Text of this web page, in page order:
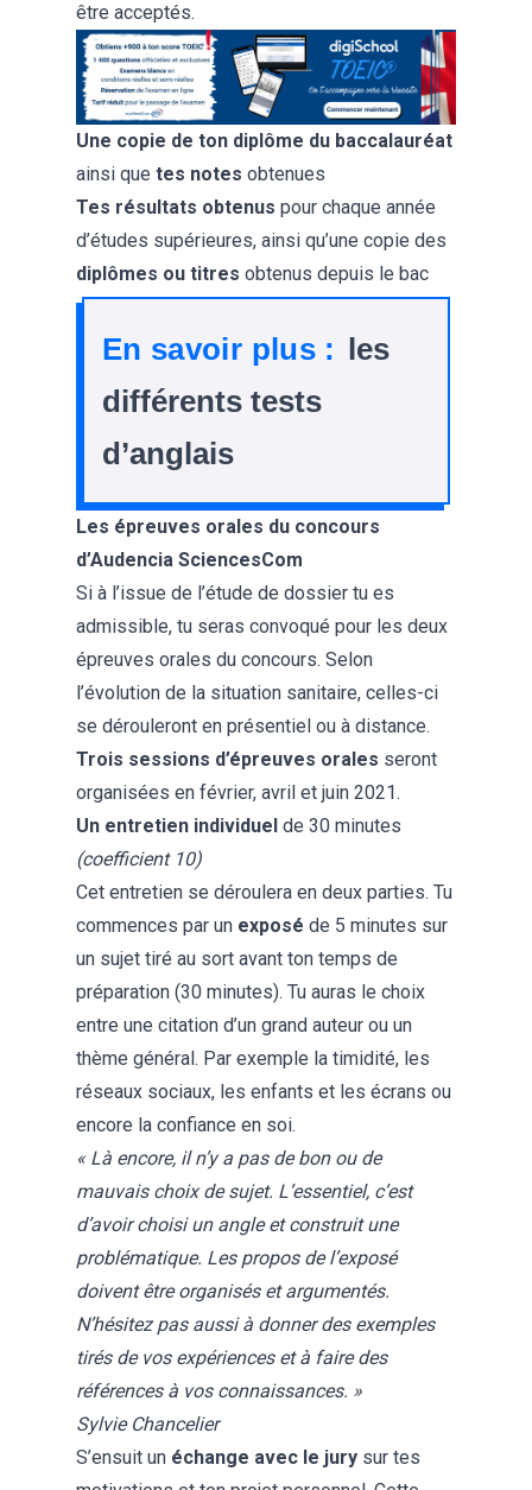
être acceptés.
Une copie de ton diplôme du baccalauréat
ainsi que tes notes obtenues
Tes résultats obtenus pour chaque année
d’études supérieures, ainsi qu’une copie des
diplômes ou titres obtenus depuis le bac
En savoir plus :
les
différents tests
d’anglais
Les épreuves orales du concours
d’Audencia SciencesCom
Si à l’issue de l’étude de dossier tu es
admissible, tu seras convoqué pour les deux
épreuves orales du concours. Selon
l’évolution de la situation sanitaire, celles-ci
se dérouleront en présentiel ou à distance.
Trois sessions d’épreuves orales seront
organisées en février, avril et juin 2021.
Un entretien individuel de 30 minutes
(coefficient 10)
Cet entretien se déroulera en deux parties. Tu
commences par un exposé de 5 minutes sur
un sujet tiré au sort avant ton temps de
préparation (30 minutes). Tu auras le choix
entre une citation d’un grand auteur ou un
thème général. Par exemple la timidité, les
réseaux sociaux, les enfants et les écrans ou
encore la confiance en soi.
« Là encore, il n’y a pas de bon ou de
mauvais choix de sujet. L’essentiel, c’est
d’avoir choisi un angle et construit une
problématique. Les propos de l’exposé
doivent être organisés et argumentés.
N’hésitez pas aussi à donner des exemples
tirés de vos expériences et à faire des
références à vos connaissances. »
Sylvie Chancelier
S’ensuit un échange avec le jury sur tes